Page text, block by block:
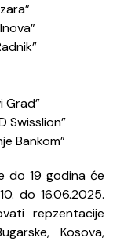
Grad”
Swisslion”
Bankom”
do 19 godina će
do 16.06.2025.
repzentacije
Kosova,